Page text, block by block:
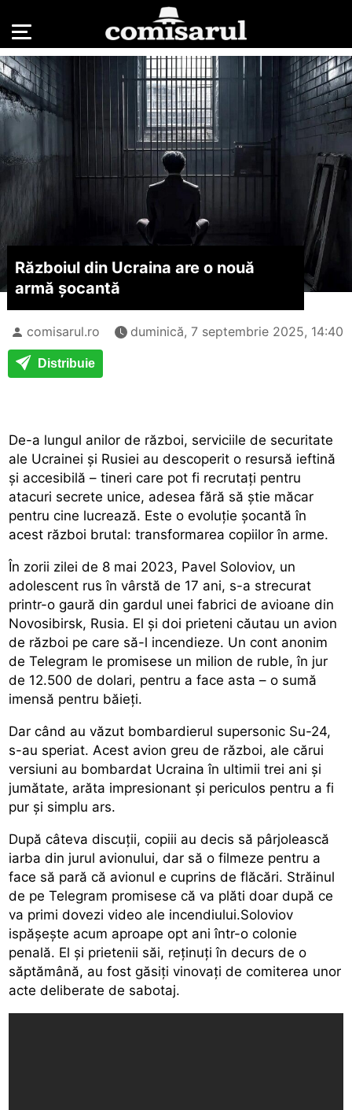
Războiul din Ucraina are o nouă
armă șocantă
comisarul.ro duminică, 7 septembrie 2025, 14:40
Distribuie
De-a lungul anilor de război, serviciile de securitate
ale Ucrainei și Rusiei au descoperit o resursă ieftină
și accesibilă – tineri care pot fi recrutați pentru
atacuri secrete unice, adesea fără să știe măcar
pentru cine lucrează. Este o evoluție șocantă în
acest război brutal: transformarea copiilor în arme.
În zorii zilei de 8 mai 2023, Pavel Soloviov, un
adolescent rus în vârstă de 17 ani, s-a strecurat
printr-o gaură din gardul unei fabrici de avioane din
Novosibirsk, Rusia. El și doi prieteni căutau un avion
de război pe care să-l incendieze. Un cont anonim
de Telegram le promisese un milion de ruble, în jur
de 12.500 de dolari, pentru a face asta – o sumă
imensă pentru băieți.
Dar când au văzut bombardierul supersonic Su-24,
s-au speriat. Acest avion greu de război, ale cărui
versiuni au bombardat Ucraina în ultimii trei ani și
jumătate, arăta impresionant și periculos pentru a fi
pur și simplu ars.
După câteva discuții, copiii au decis să pârjolească
iarba din jurul avionului, dar să o filmeze pentru a
face să pară că avionul e cuprins de flăcări. Străinul
de pe Telegram promisese că va plăti doar după ce
va primi dovezi video ale incendiului.Soloviov
ispășește acum aproape opt ani într-o colonie
penală. El și prietenii săi, reținuți în decurs de o
săptămână, au fost găsiți vinovați de comiterea unor
acte deliberate de sabotaj.